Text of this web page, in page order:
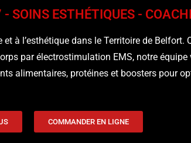
SOINS ESTHÉTIQUES -
à l’esthétique dans le Territoire de
par électrostimulation EMS, notre
alimentaires, protéines et boosters pour
COMMANDER EN LIGNE